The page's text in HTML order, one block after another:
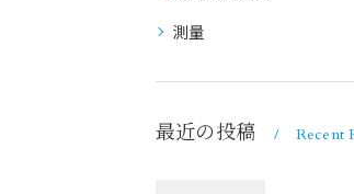
測量
最近の投稿 Recent